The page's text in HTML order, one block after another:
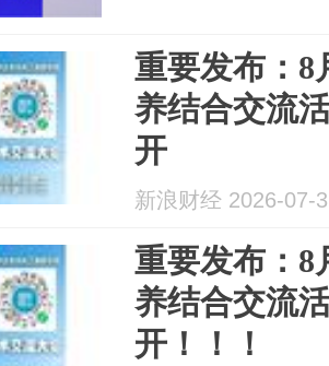
重要发布：8
养结合交流
开
新浪财经 2026-07-
重要发布：8
养结合交流
开！！！